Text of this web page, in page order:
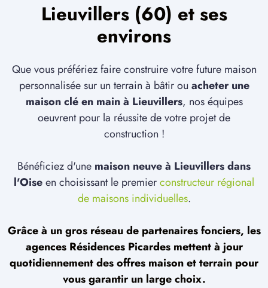
Lieuvillers (60) et ses
environs
Que vous préfériez faire construire votre future maison
personnalisée sur un terrain à bâtir ou acheter une
maison clé en main à Lieuvillers, nos équipes
oeuvrent pour la réussite de votre projet de
construction !
Bénéficiez d'une maison neuve à Lieuvillers dans
l'Oiseen choisissant le premierconstructeur régional
de maisons individuelles.
Grâce à un gros réseau de partenaires fonciers, les
agences Résidences Picardes mettent à jour
quotidiennement des offres maison et terrain pour
vous garantir un large choix.